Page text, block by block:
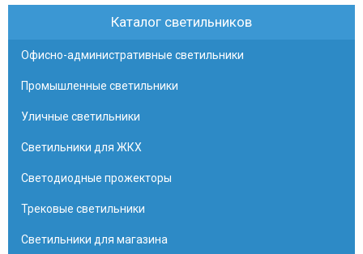
Каталог светильников
Офисно-административные светильники
Промышленные светильники
Уличные светильники
Светильники для ЖКХ
Светодиодные прожекторы
Трековые светильники
Светильники для магазина